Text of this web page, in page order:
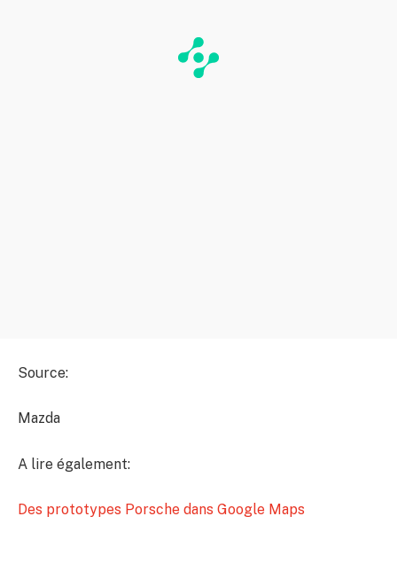
Source:
Mazda
A lire également:
Des prototypes Porsche dans Google Maps